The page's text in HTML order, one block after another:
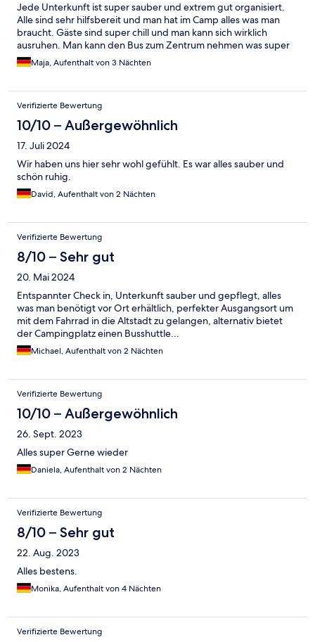
Jede Unterkunft ist super sauber und extrem gut organisiert.
Alle sind sehr hilfsbereit und man hat im Camp alles was man
braucht. Gäste sind super chill und man kann sich wirklich
ausruhen. Man kann den Bus zum Zentrum nehmen was super
Maja, Aufenthalt von 3 Nächten
Verifizierte Bewertung
10/10 – Außergewöhnlich
17. Juli 2024
Wir haben uns hier sehr wohl gefühlt. Es war alles sauber und
schön ruhig.
David, Aufenthalt von 2 Nächten
Verifizierte Bewertung
8/10 – Sehr gut
20. Mai 2024
Entspannter Check in, Unterkunft sauber und gepflegt, alles
was man benötigt vor Ort erhältlich, perfekter Ausgangsort um
mit dem Fahrrad in die Altstadt zu gelangen, alternativ bietet
der Campingplatz einen Busshuttle...
Michael, Aufenthalt von 2 Nächten
Verifizierte Bewertung
10/10 – Außergewöhnlich
26. Sept. 2023
Alles super Gerne wieder
Daniela, Aufenthalt von 2 Nächten
Verifizierte Bewertung
8/10 – Sehr gut
22. Aug. 2023
Alles bestens.
Monika, Aufenthalt von 4 Nächten
Verifizierte Bewertung